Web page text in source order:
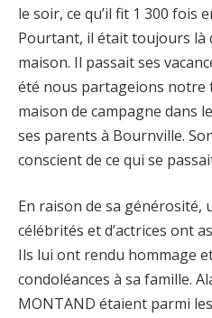
le soir, ce qu’il fit 1 300 fois
Pourtant, il était toujours là
maison. Il passait ses
été nous partageions notre
maison de campagne dans
ses parents à Bournville.
conscient de ce qui se
En raison de sa générosité,
célébrités et d’actrices ont
Ils lui ont rendu hommage
condoléances à sa famille.
MONTAND étaient parmi